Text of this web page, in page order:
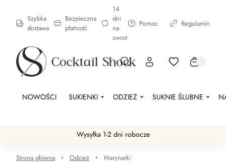
Szybka
dostawa
Bezpieczna
płatność
14
dni
na
zwrot
Pomoc Regulamin
NOWOŚCI SUKIENKI ODZIEŻ SUKNIE ŚLUBNE
Wysyłka 1-2 dni robocze
Strona główna Odzież Marynarki